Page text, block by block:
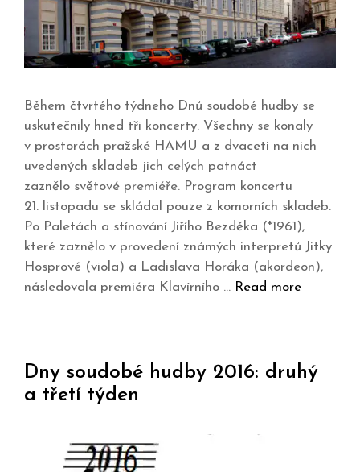
Během čtvrtého týdneho Dnů soudobé hudby se
uskutečnily hned tři koncerty. Všechny se konaly
v prostorách pražské HAMU a z dvaceti na nich
uvedených skladeb jich celých patnáct
zaznělo světové premiéře. Program koncertu
21. listopadu se skládal pouze z komorních skladeb.
Po Paletách a stínování Jiřího Bezděka (*1961),
které zaznělo v provedení známých interpretů Jitky
Hosprové (viola) a Ladislava Horáka (akordeon),
následovala premiéra Klavírního … Read more
Dny soudobé hudby 2016: druhý
a třetí týden